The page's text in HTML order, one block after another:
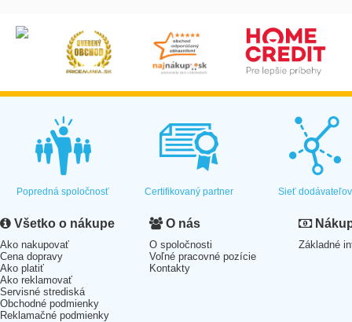
Popredná spoločnosť Certifikovaný partner Sieť dodávateľov
Všetko o nákupe
Ako nakupovať
Cena dopravy
Ako platiť
Ako reklamovať
Servisné strediská
Obchodné podmienky
Reklamačné podmienky
O nás
O spoločnosti
Voľné pracovné pozície
Kontakty
Základné